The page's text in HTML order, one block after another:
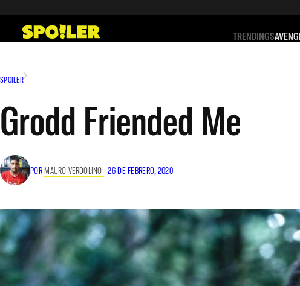
contenido
TRENDINGS
SPOILER
Grodd Friended Me
POR MAURO VERDOLINO–26 DE FEBRERO, 2020